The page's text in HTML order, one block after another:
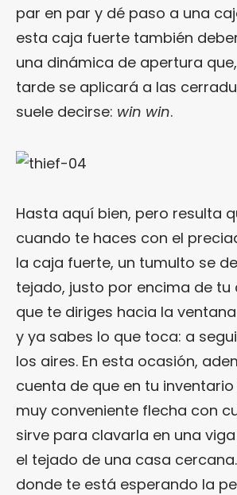
par en par y dé paso a una
esta caja fuerte también
una dinámica de apertura
tarde se aplicará a las
suele decirse: win win.
Hasta aquí bien, pero resulta
cuando te haces con el
la caja fuerte, un tumulto se
tejado, justo por encima de tu
que te diriges hacia la
y ya sabes lo que toca: a
los aires. En esta ocasión,
cuenta de que en tu
muy conveniente flecha con
sirve para clavarla en una
el tejado de una casa
donde te está esperando la